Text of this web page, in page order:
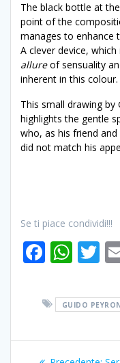
The black bottle at
point of the
manages to enhance
A clever device,
allureof sensuality
inherent in this colour.
This small drawing
highlights the gentle
who, as his friend
did not match his
Se ti piace condividi!!!
F
e
b
o
W
at
s
A
T
er
GUIDO